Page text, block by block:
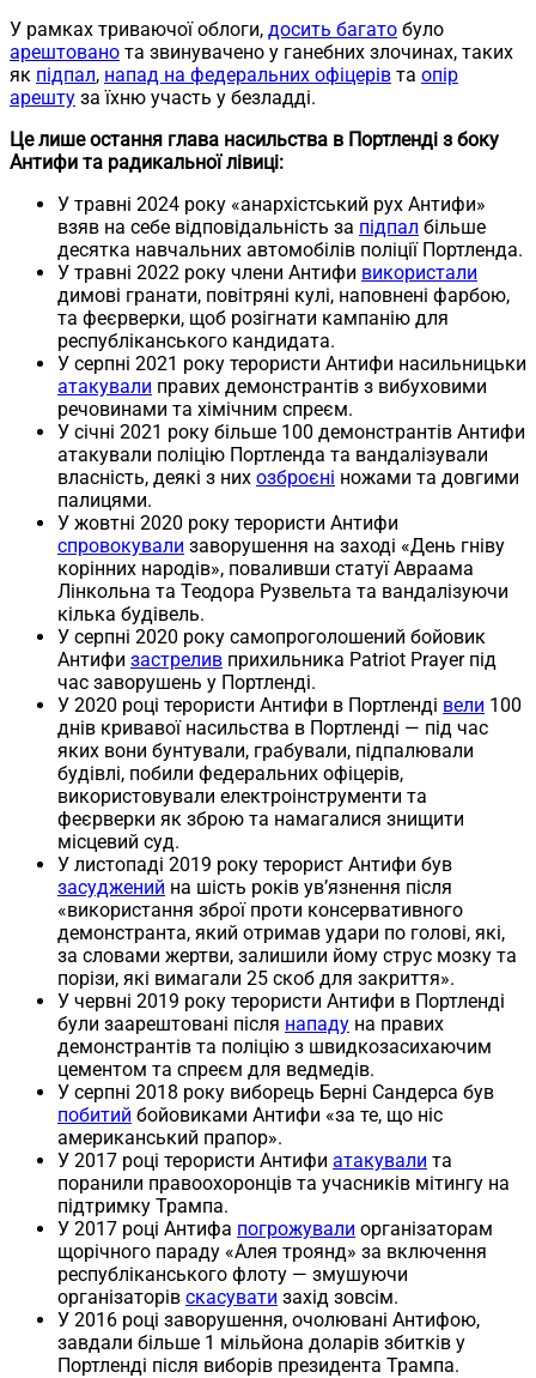
У рамках триваючої облоги, досить багато було
арештовано та звинувачено у ганебних злочинах, таких
як підпал, напад на федеральних офіцерів та опір
арешту за їхню участь у безладді.
Це лише остання глава насильства в Портленді з боку
Антифи та радикальної лівиці:
У травні 2024 року «анархістський рух Антифи»
взяв на себе відповідальність за підпал більше
десятка навчальних автомобілів поліції Портленда.
У травні 2022 року члени Антифи використали
димові гранати, повітряні кулі, наповнені фарбою,
та феєрверки, щоб розігнати кампанію для
республіканського кандидата.
У серпні 2021 року терористи Антифи насильницьки
атакували правих демонстрантів з вибуховими
речовинами та хімічним спреєм.
У січні 2021 року більше 100 демонстрантів Антифи
атакували поліцію Портленда та вандалізували
власність, деякі з них озброєні ножами та довгими
палицями.
У жовтні 2020 року терористи Антифи
спровокували заворушення на заході «День гніву
корінних народів», поваливши статуї Авраама
Лінкольна та Теодора Рузвельта та вандалізуючи
кілька будівель.
У серпні 2020 року самопроголошений бойовик
Антифи застрелив прихильника Patriot Prayer під
час заворушень у Портленді.
У 2020 році терористи Антифи в Портленді вели 100
днів кривавої насильства в Портленді — під час
яких вони бунтували, грабували, підпалювали
будівлі, побили федеральних офіцерів,
використовували електроінструменти та
феєрверки як зброю та намагалися знищити
місцевий суд.
У листопаді 2019 року терорист Антифи був
засуджений на шість років ув’язнення після
«використання зброї проти консервативного
демонстранта, який отримав удари по голові, які,
за словами жертви, залишили йому струс мозку та
порізи, які вимагали 25 скоб для закриття».
У червні 2019 року терористи Антифи в Портленді
були заарештовані після нападу на правих
демонстрантів та поліцію з швидкозасихаючим
цементом та спреєм для ведмедів.
У серпні 2018 року виборець Берні Сандерса був
побитий бойовиками Антифи «за те, що ніс
американський прапор».
У 2017 році терористи Антифи атакували та
поранили правоохоронців та учасників мітингу на
підтримку Трампа.
У 2017 році Антифа погрожували організаторам
щорічного параду «Алея троянд» за включення
республіканського флоту — змушуючи
організаторів скасувати захід зовсім.
У 2016 році заворушення, очолювані Антифою,
завдали більше 1 мільйона доларів збитків у
Портленді після виборів президента Трампа.